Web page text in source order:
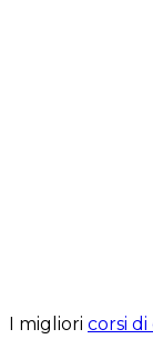
I migliori corsi di